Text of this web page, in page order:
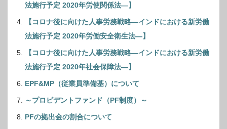
法施行予定 2020年労使関係法―】
【コロナ後に向けた人事労務戦略―インドにおける新労働
法施行予定 2020年労働安全衛生法―】
【コロナ後に向けた人事労務戦略―インドにおける新労働
法施行予定 2020年社会保障法―】
EPF&MP（従業員準備基）について
～プロビデントファンド（PF制度）～
PFの拠出金の割合について